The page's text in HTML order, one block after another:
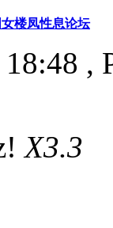
楼凤性息论坛
,
X3.3